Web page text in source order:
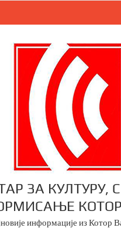
ЗА КУЛТУРУ,
информације из Котор